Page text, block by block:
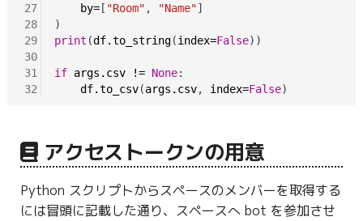
27
28
29
30
31
32
by=[ "Room" , "Name"]
print (df.to_string(index=False))
if args.csv != None:
df.to_csv(args.csv, index=False
アクセストークンの用意
Python スクリプトからスペースのメンバーを取得する
には冒頭に記載した通り、スペースへ bot を参加させ